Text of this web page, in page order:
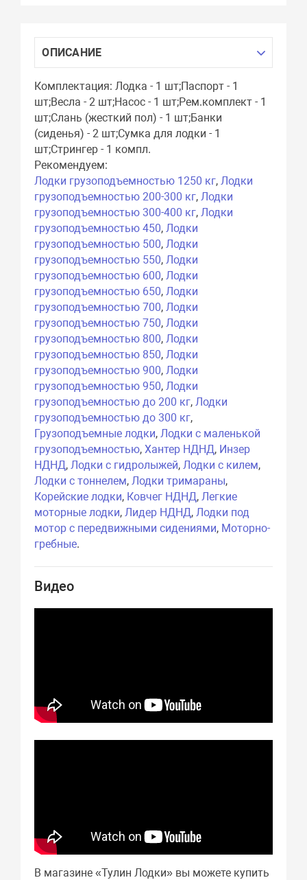
ОПИСАНИЕ
Комплектация: Лодка - 1 шт;Паспорт - 1
шт;Весла - 2 шт;Насос - 1 шт;Рем.комплект - 1
шт;Слань (жесткий пол) - 1 шт;Банки
(сиденья) - 2 шт;Сумка для лодки - 1
шт;Стрингер - 1 компл.
Рекомендуем:
Лодки грузоподъемностью 1250 кг,Лодки
грузоподъемностью 200-300 кг,Лодки
грузоподъемностью 300-400 кг,Лодки
грузоподъемностью 450,Лодки
грузоподъемностью 500,Лодки
грузоподъемностью 550,Лодки
грузоподъемностью 600,Лодки
грузоподъемностью 650,Лодки
грузоподъемностью 700,Лодки
грузоподъемностью 750,Лодки
грузоподъемностью 800,Лодки
грузоподъемностью 850,Лодки
грузоподъемностью 900,Лодки
грузоподъемностью 950,Лодки
грузоподъемностью до 200 кг,Лодки
грузоподъемностью до 300 кг,
Грузоподъемные лодки,Лодки с маленькой
грузоподъемностью,Хантер НДНД, Инзер
НДНД,Лодки с гидролыжей,Лодки с килем,
Лодки с тоннелем,Лодки тримараны,
Корейские лодки, Ковчег НДНД,Легкие
моторные лодки,Лидер НДНД,Лодки под
мотор с передвижными сидениями, Моторно-
гребные.
Видео
В магазине «Тулин Лодки» вы можете купить